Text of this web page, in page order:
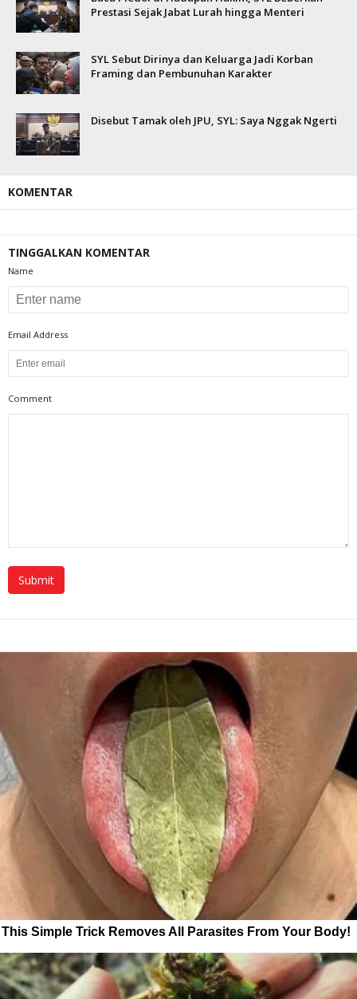
Prestasi Sejak Jabat Lurah hingga Menteri
SYL Sebut Dirinya dan Keluarga Jadi Korban
Framing dan Pembunuhan Karakter
Disebut Tamak oleh JPU, SYL: Saya Nggak Ngerti
KOMENTAR
TINGGALKAN KOMENTAR
Name
Email Address
Comment
This Simple Trick Removes All Parasites From Your Body!